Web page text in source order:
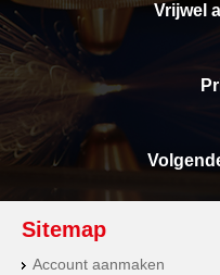
Vrijwel
Sitemap
Account aanmaken